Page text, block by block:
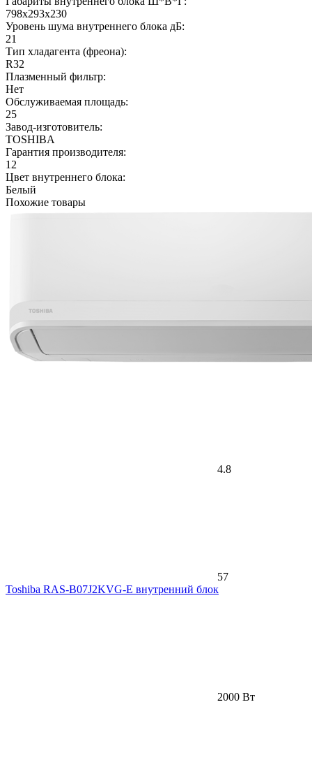
798x293x230
Уровень шума внутреннего блока дБ:
21
Тип хладагента (фреона):
R32
Плазменный фильтр:
Нет
Обслуживаемая площадь:
25
Завод-изготовитель:
TOSHIBA
Гарантия производителя:
12
Цвет внутреннего блока:
Белый
Похожие товары
4.8
57
Toshiba RAS-B07J2KVG-E внутренний блок
2000 Вт